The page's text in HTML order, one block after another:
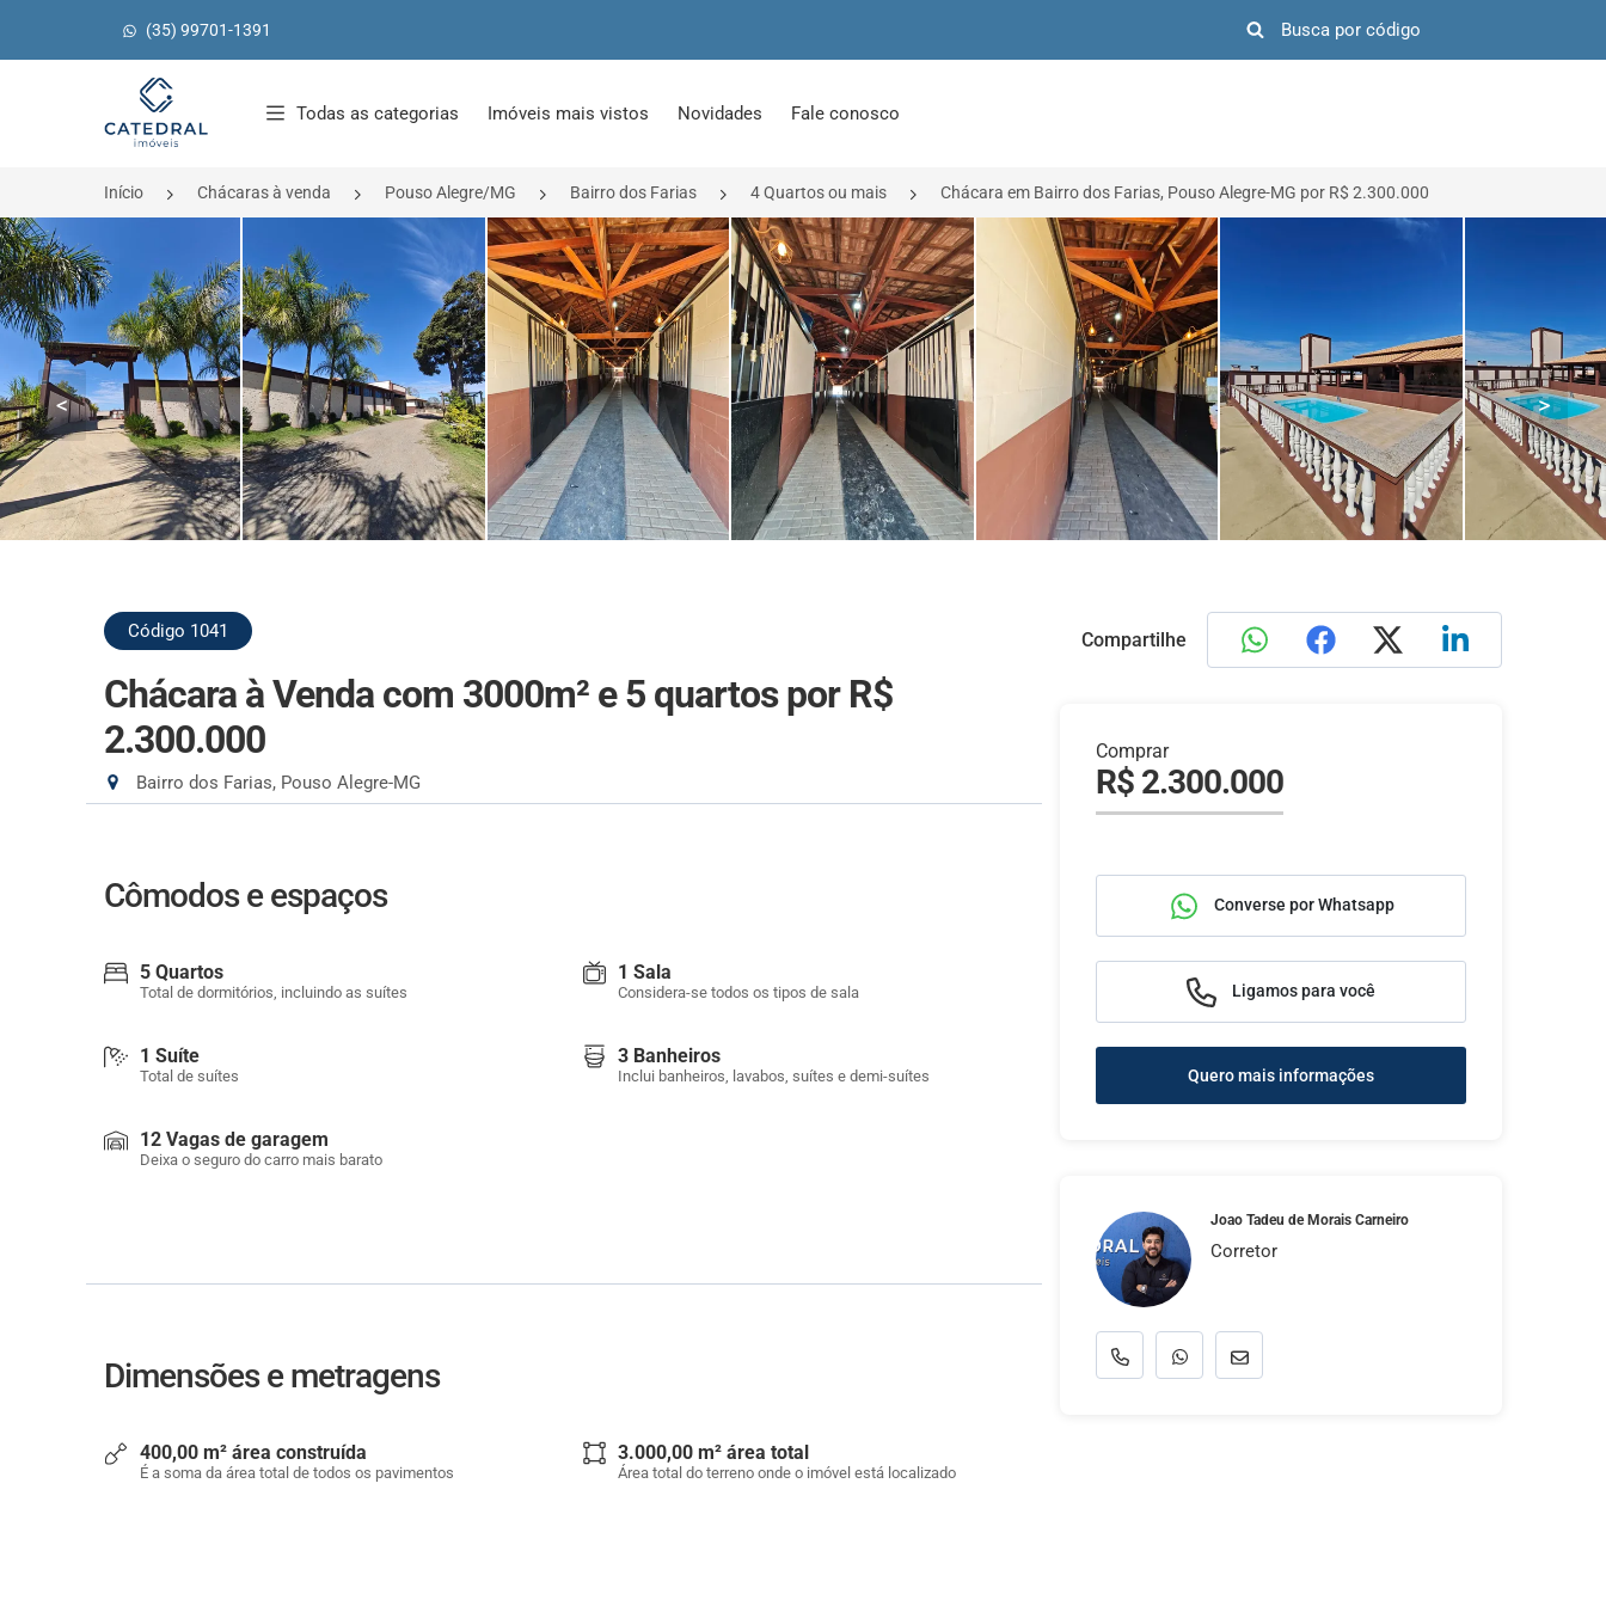
(35) 99701-1391
Página inicial
Todas as categorias Imóveis mais vistos Novidades Fale conosco
Início Chácaras à venda Pouso Alegre/MG Bairro dos Farias 4 Quartos ou mais Chácara em Bairro dos Farias, Pouso Alegre-MG por R$ 2.300.000
< >
Código 1041
Chácara à Venda com 3000m² e 5 quartospor R$
2.300.000
Bairro dos Farias, Pouso Alegre-MG
Cômodos e espaços
5 Quartos
Total de dormitórios, incluindo as suítes
1 Sala
Considera-se todos os tipos de sala
1 Suíte
Total de suítes
3 Banheiros
Inclui banheiros, lavabos, suítes e demi-suítes
12 Vagas de garagem
Deixa o seguro do carro mais barato
Dimensões e metragens
400,00 m² área construída
É a soma da área total de todos os pavimentos
3.000,00 m² área total
Área total do terreno onde o imóvel está localizado
Compartilhe
Comprar
R$ 2.300.000
Converse por Whatsapp
Ligamos para você
Quero mais informações
Joao Tadeu de Morais Carneiro
Corretor